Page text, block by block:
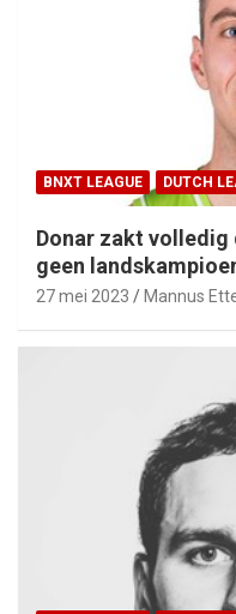
BNXT LEAGUE DUTCH
Donar zakt volledig
geen
27 mei 2023 Mannus